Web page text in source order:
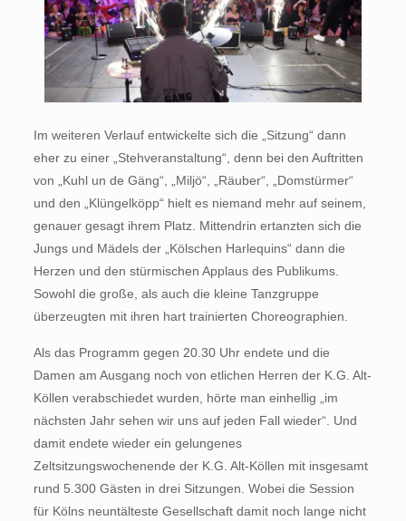
Im weiteren Verlauf entwickelte sich die „Sitzung“ dann
eher zu einer „Stehveranstaltung“, denn bei den Auftritten
von „Kuhl un de Gäng“, „Miljö“, „Räuber“, „Domstürmer“
und den „Klüngelköpp“ hielt es niemand mehr auf seinem,
genauer gesagt ihrem Platz. Mittendrin ertanzten sich die
Jungs und Mädels der „Kölschen Harlequins“ dann die
Herzen und den stürmischen Applaus des Publikums.
Sowohl die große, als auch die kleine Tanzgruppe
überzeugten mit ihren hart trainierten Choreographien.
Als das Programm gegen 20.30 Uhr endete und die
Damen am Ausgang noch von etlichen Herren der K.G. Alt-
Köllen verabschiedet wurden, hörte man einhellig „im
nächsten Jahr sehen wir uns auf jeden Fall wieder“. Und
damit endete wieder ein gelungenes
Zeltsitzungswochenende der K.G. Alt-Köllen mit insgesamt
rund 5.300 Gästen in drei Sitzungen. Wobei die Session
für Kölns neuntälteste Gesellschaft damit noch lange nicht